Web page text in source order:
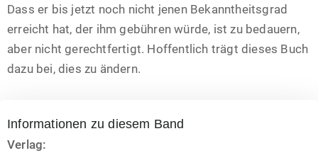
Dass er bis jetzt noch nicht jenen Bekanntheitsgrad
erreicht hat, der ihm gebühren würde, ist zu bedauern,
aber nicht gerechtfertigt. Hoffentlich trägt dieses Buch
dazu bei, dies zu ändern.
Informationen zu diesem Band
Verlag: